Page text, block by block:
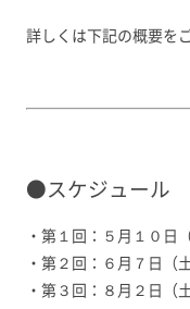
詳しくは下記の概要を
●スケジュール
・第１回：５月１０日
・第２回：６月７日（
・第３回：８月２日（